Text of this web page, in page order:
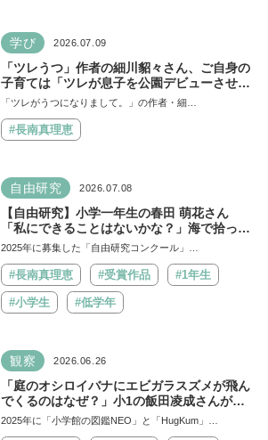
学び 2026.07.09
「ツレうつ」作者の細川貂々さん、ご自身の
子育ては「ツレが息子を公園デビューさせて
ママ友を作っていた」ーー初の創作絵本「タ
た思い出のストーリー
「ツレがうつになりまして。」の作者・細…
#長南真理恵
自由研究 2026.07.08
【自由研究】小学一年生の春田 萌花さん
「私にできることはないかな？」海で拾った
プラスチックを万華鏡に！ 捨てるはずのク
できるSDGsに挑戦
2025年に募集した「自由研究コンクール」…
#長南真理恵 #受賞作品 #1年生
#小学生 #低学年
観察 2026.06.26
「庭のオシロイバナにエビガラスズメが飛ん
でくるのはなぜ？」小1の飯田凌成さんが自
ら仮説を立てて、検証！ 図鑑作りに込めた
2025年に「小学館の図鑑NEO」と「HugKum」…